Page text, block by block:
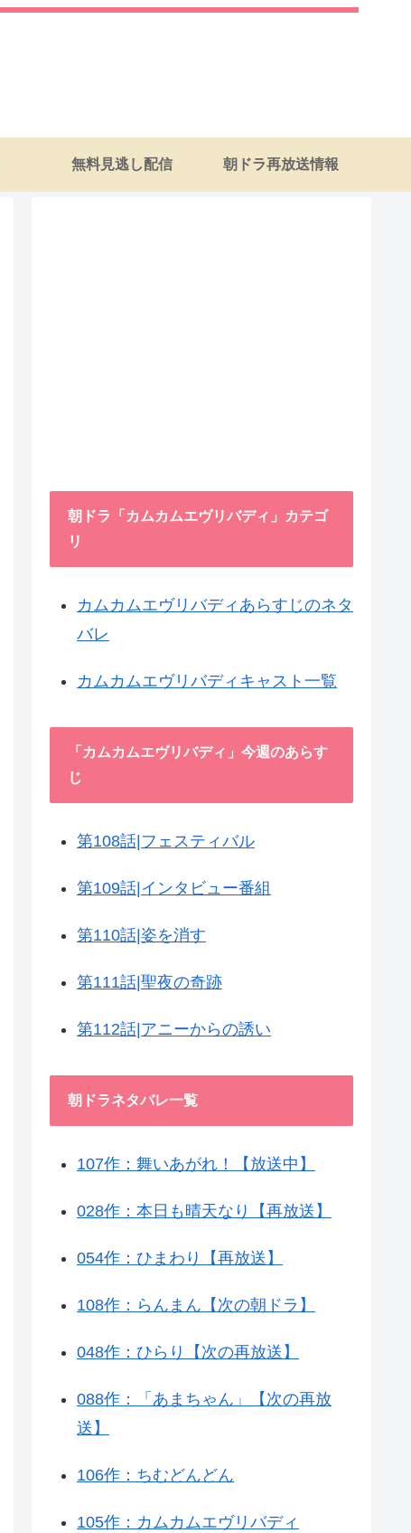
無料見逃し配信 朝ドラ再放送情報
朝ドラ「カムカムエヴリバディ」カテゴ
リ
カムカムエヴリバディあらすじのネタ
バレ
カムカムエヴリバディキャスト一覧
「カムカムエヴリバディ」今週のあらす
じ
第108話|フェスティバル
第109話|インタビュー番組
第110話|姿を消す
第111話|聖夜の奇跡
第112話|アニーからの誘い
朝ドラネタバレ一覧
107作：舞いあがれ！【放送中】
028作：本日も晴天なり【再放送】
054作：ひまわり【再放送】
108作：らんまん【次の朝ドラ】
048作：ひらり【次の再放送】
088作：「あまちゃん」【次の再放
送】
106作：ちむどんどん
105作：カムカムエヴリバディ